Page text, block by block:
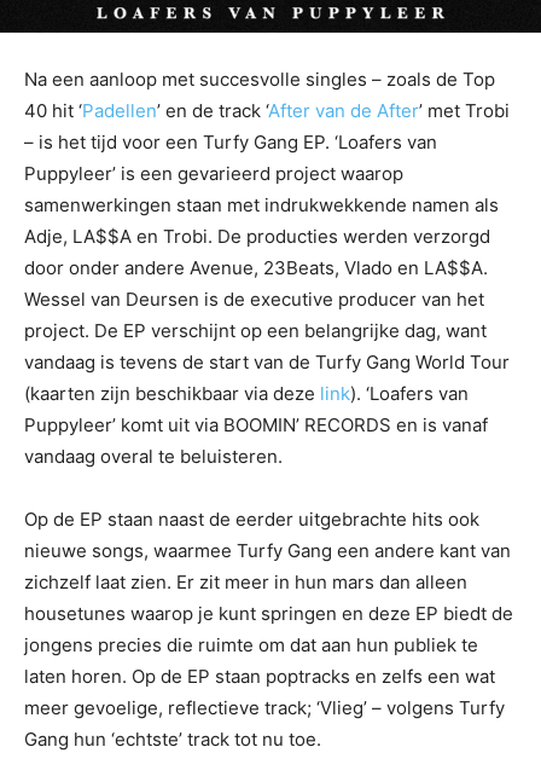
Na een aanloop met succesvolle singles – zoals de Top
40 hit ‘Padellen’ en de track ‘After van de After’ met Trobi
– is het tijd voor een Turfy Gang EP. ‘Loafers van
Puppyleer’ is een gevarieerd project waarop
samenwerkingen staan met indrukwekkende namen als
Adje, LA$$A en Trobi. De producties werden verzorgd
door onder andere Avenue, 23Beats, Vlado en LA$$A.
Wessel van Deursen is de executive producer van het
project. De EP verschijnt op een belangrijke dag, want
vandaag is tevens de start van de Turfy Gang World Tour
(kaarten zijn beschikbaar via deze link). ‘Loafers van
Puppyleer’ komt uit via BOOMIN’ RECORDS en is vanaf
vandaag overal te beluisteren.
Op de EP staan naast de eerder uitgebrachte hits ook
nieuwe songs, waarmee Turfy Gang een andere kant van
zichzelf laat zien. Er zit meer in hun mars dan alleen
housetunes waarop je kunt springen en deze EP biedt de
jongens precies die ruimte om dat aan hun publiek te
laten horen. Op de EP staan poptracks en zelfs een wat
meer gevoelige, reflectieve track; ‘Vlieg’ – volgens Turfy
Gang hun ‘echtste’ track tot nu toe.